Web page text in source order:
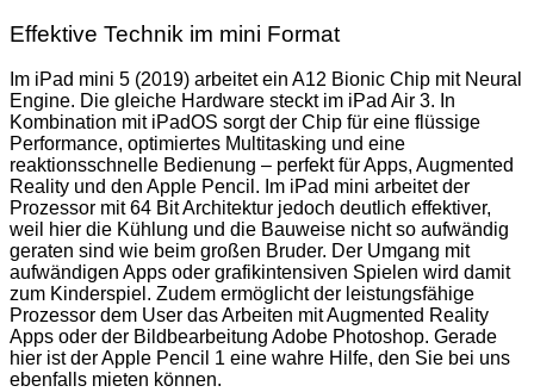
Effektive Technik im mini Format
Im iPad mini 5 (2019) arbeitet ein A12 Bionic Chip mit Neural
Engine. Die gleiche Hardware steckt im iPad Air 3. In
Kombination mit iPadOS sorgt der Chip für eine flüssige
Performance, optimiertes Multitasking und eine
reaktionsschnelle Bedienung – perfekt für Apps, Augmented
Reality und den Apple Pencil. Im iPad mini arbeitet der
Prozessor mit 64 Bit Architektur jedoch deutlich effektiver,
weil hier die Kühlung und die Bauweise nicht so aufwändig
geraten sind wie beim großen Bruder. Der Umgang mit
aufwändigen Apps oder grafikintensiven Spielen wird damit
zum Kinderspiel. Zudem ermöglicht der leistungsfähige
Prozessor dem User das Arbeiten mit Augmented Reality
Apps oder der Bildbearbeitung Adobe Photoshop. Gerade
hier ist der Apple Pencil 1 eine wahre Hilfe, den Sie bei uns
ebenfalls mieten können.